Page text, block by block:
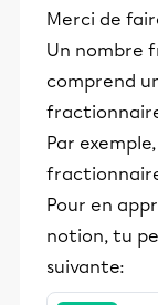
Merci de
Un nombre
comprend
Par
Pour en
notion, tu
suivante: